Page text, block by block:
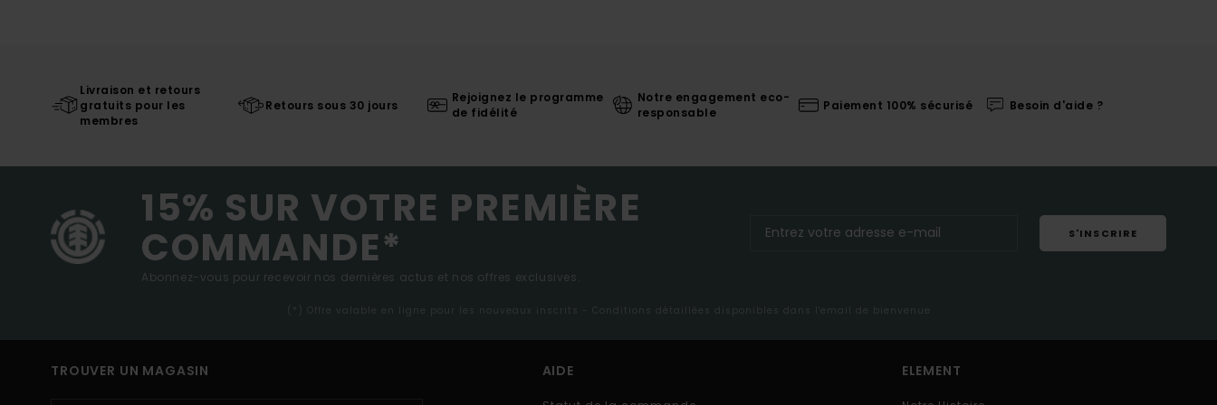
Livraison et retours
gratuits pour les
membres
Retours sous 30 jours
Rejoignez le programme
de fidélité
Notre engagement eco-
responsable
Paiement 100% sécurisé Besoin d'aide ?
15% SUR VOTRE PREMIÈRE
COMMANDE*
Abonnez-vous pour recevoir nos dernières actus et nos offres exclusives.
S'INSCRIRE
(*) Offre valable en ligne pour les nouveaux inscrits - Conditions détaillées disponibles dans l'email de bienvenue
TROUVER UN MAGASIN AIDE ELEMENT